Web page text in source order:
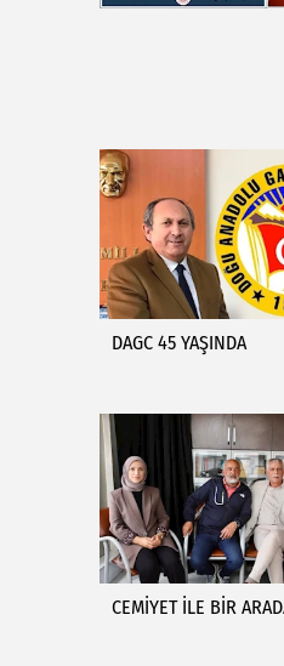
DAGC 45 YAŞINDA
CEMİYET İLE BİR